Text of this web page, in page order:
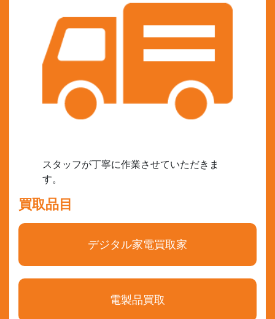
スタッフが丁寧に作業させていただきま
す。
買取品目
デジタル家電買取家
電製品買取